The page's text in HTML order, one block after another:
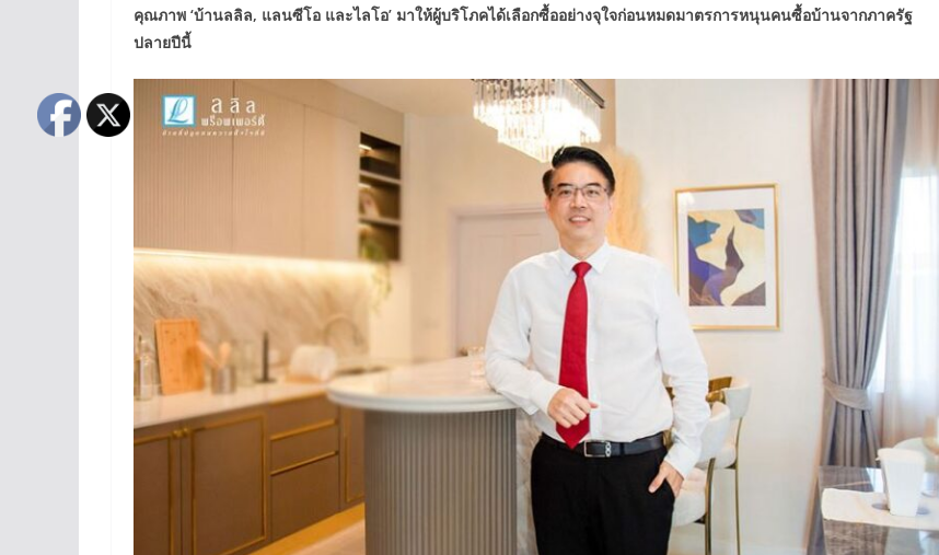
คุณภาพ ‘บ้านลลิล, แลนซีโอ และไลโอ’ มาให้ผู้บริโภคได้เลือกซื้ออย่างจุใจก่อนหมดมาตรการหนุนคนซื้อบ้านจากภาครัฐ
ปลายปีนี้